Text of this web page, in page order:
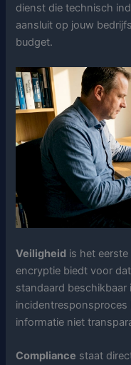
dienst die technisch
aansluit op jouw
budget.
Veiligheid is het
encryptie biedt voor
standaard beschikbaar
incidentresponsproces
informatie niet
Compliance staat